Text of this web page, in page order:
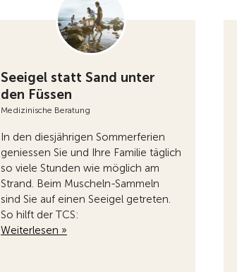
Seeigel statt Sand unter
den Füssen
Medizinische Beratung
In den diesjährigen Sommerferien
geniessen Sie und Ihre Familie täglich
so viele Stunden wie möglich am
Strand. Beim Muscheln-Sammeln
sind Sie auf einen Seeigel getreten.
So hilft der TCS:
Weiterlesen »